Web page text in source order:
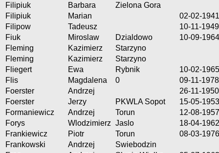
Filipiuk
Barbara
Zielona Gora
Filipiuk
Marian
02-02-1941
Filipow
Tadeusz
10-11-1949
Fiuk
Miroslaw Dzialdowo
10-09-1964
Fleming
Kazimierz
Starzyno
Fleming
Kazimierz
Starzyno
Fliegert
Ewa Rybnik
10-02-1965
Flis
Magdalena 0
09-11-1978
Foerster
Andrzej
26-11-1950
Foerster
Jerzy PKWLA Sopot
15-05-1953
Formaniewicz
Andrzej Torun
12-08-1957
Forys
Wlodzimierz Jaslo
18-04-1962
Frankiewicz
Piotr Torun
08-03-1976
Frankowski
Andrzej
Swiebodzin